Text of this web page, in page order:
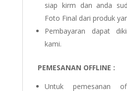
siap kirm dan anda
Foto Final dari produk
Pembayaran dapat
kami.
PEMESANAN OFFLINE :
Untuk pemesanan